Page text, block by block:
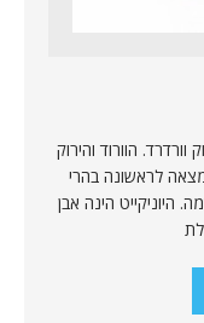
הוורוד והירוק
לראשונה בהרי
היוניקייט הינה אבן